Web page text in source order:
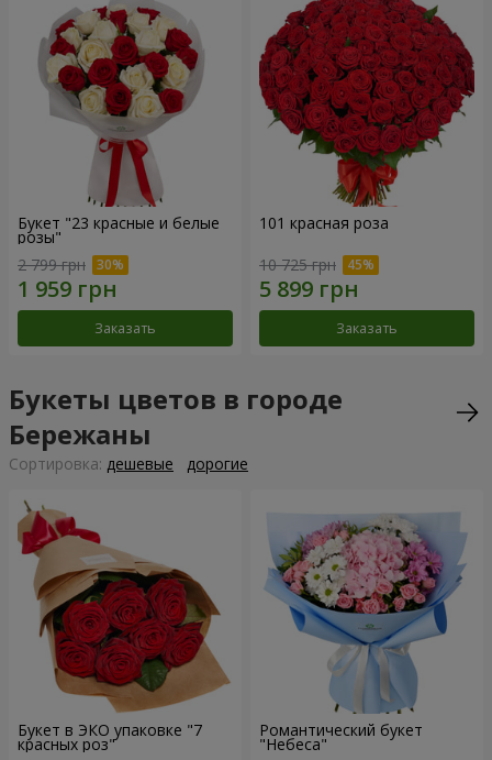
Букет "23 красные и белые
розы"
2 799 грн
Заказать
101 красная роза
10 725 грн
Заказать
Букеты цветов в городе
Бережаны
Cортировка: дешевые дорогие
Букет в ЭКО упаковке "7
красных роз"
Романтический букет
"Небеса"